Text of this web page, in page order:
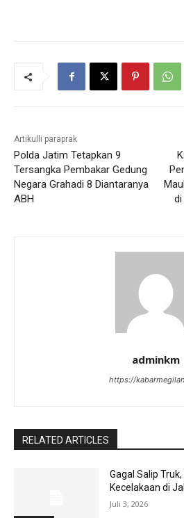
Artikulli paraprak
Polda Jatim Tetapkan 9
Tersangka Pembakar Gedung
Negara Grahadi 8 Diantaranya
ABH
adminkm
https://
RELATED ARTICLES
Gagal Salip
Kecelakaan di
Juli 3, 2026